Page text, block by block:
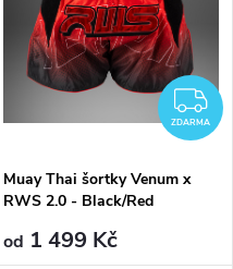
ZDARMA
Muay Thai šortky Venum x
RWS 2.0 - Black/Red
od 1 499 Kč